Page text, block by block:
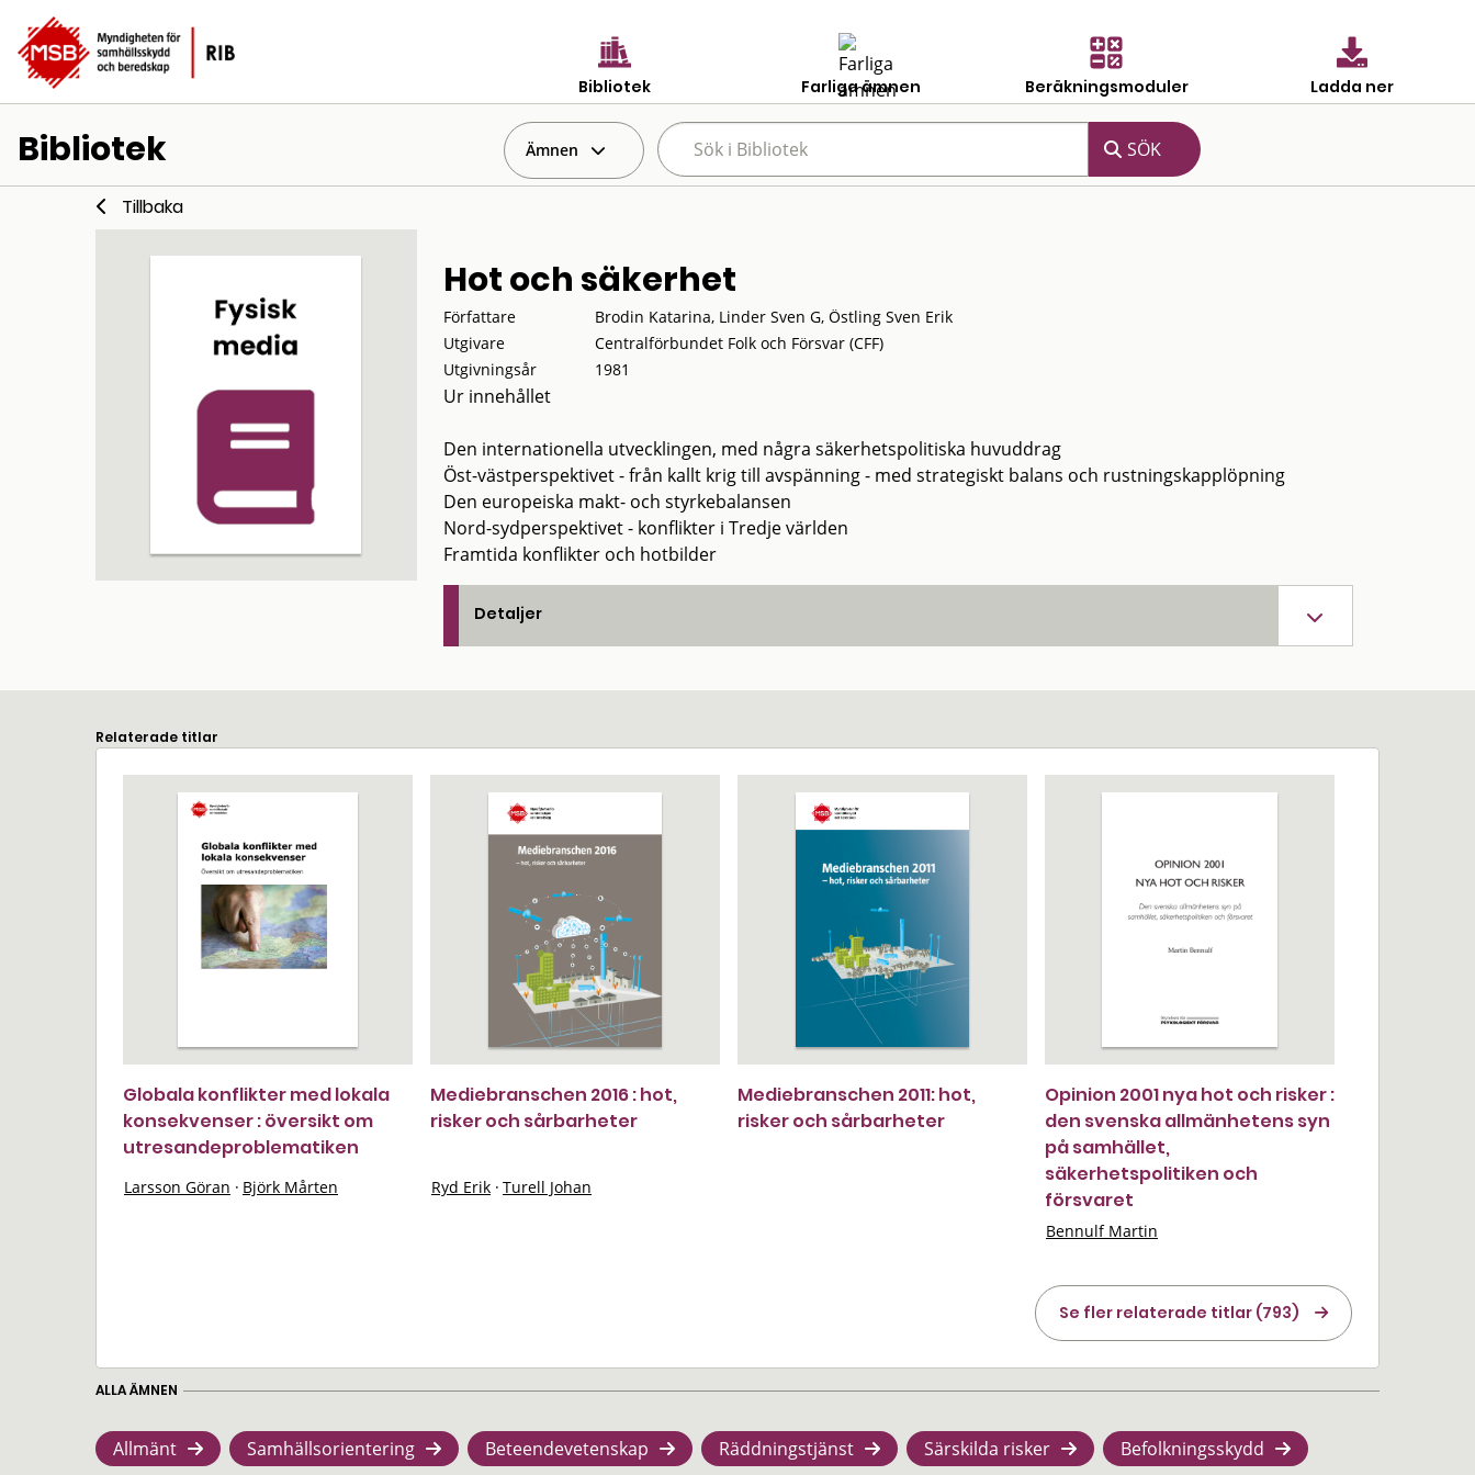
Bibliotek Farliga ämnen Beräkningsmoduler Ladda ner
Bibliotek Ämnen
Tillbaka
Hot och säkerhet
Författare
Brodin Katarina, Linder Sven G, Östling Sven Erik
Utgivare
Centralförbundet Folk och Försvar (CFF)
Utgivningsår
1981
Ur innehållet
Den internationella utvecklingen, med några säkerhetspolitiska huvuddrag
Öst-västperspektivet - från kallt krig till avspänning - med strategiskt balans och rustningskapplöpning
Den europeiska makt- och styrkebalansen
Nord-sydperspektivet - konflikter i Tredje världen
Framtida konflikter och hotbilder
Detaljer
Relaterade titlar
Globala konflikter med lokala
konsekvenser : översikt om
utresandeproblematiken
Larsson Göran · Björk Mårten
Mediebranschen 2016 : hot,
risker och sårbarheter
Ryd Erik · Turell Johan
Mediebranschen 2011: hot,
risker och sårbarheter
Opinion 2001 nya hot och risker :
den svenska allmänhetens syn
på samhället,
säkerhetspolitiken och
försvaret
Bennulf Martin
Se fler relaterade titlar (793)
ALLA ÄMNEN
Allmänt Samhällsorientering Beteendevetenskap Räddningstjänst Särskilda risker Befolkningsskydd